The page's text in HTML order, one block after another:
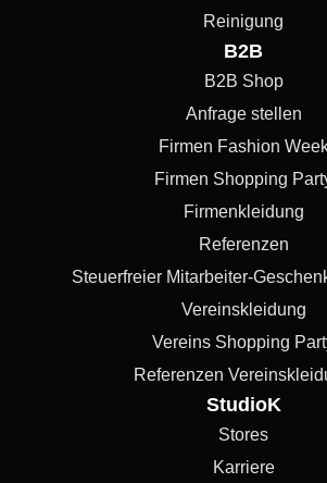
Reinigung
B2B
B2B Shop
Anfrage stellen
Firmen Fashion
Firmen Shopping
Firmenkleidung
Referenzen
Steuerfreier Mitarbeiter-
Vereinskleidung
Vereins Shopping
Referenzen
StudioK
Stores
Karriere